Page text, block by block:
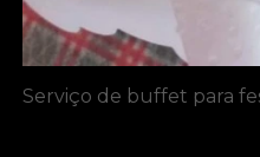
Serviço de buffet para